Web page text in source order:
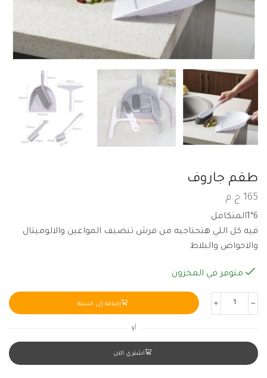
طقم جاروف
165 ج.م
6*1المتكامل
فيه كل اللي هتحتاجيه من فرش تنضيف المواعين والالوميتال
والاحواض والبلاط
متوفر في المخزون
إضافة إلى السلة
أو
اشتري الان